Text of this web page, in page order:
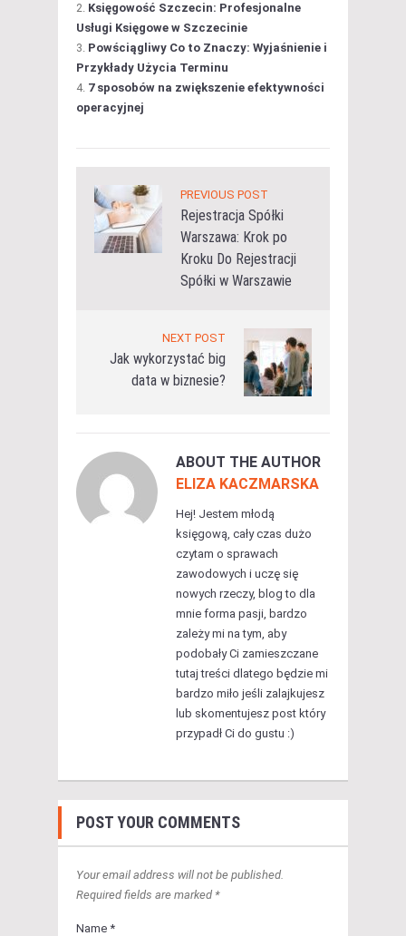
Księgowość Szczecin: Profesjonalne
Usługi Księgowe w Szczecinie
Powściągliwy Co to Znaczy: Wyjaśnienie i
Przykłady Użycia Terminu
7 sposobów na zwiększenie efektywności
operacyjnej
PREVIOUS POST
Rejestracja Spółki
Warszawa: Krok po
Kroku Do Rejestracji
Spółki w Warszawie
NEXT POST
Jak wykorzystać big
data w biznesie?
ABOUT THE AUTHOR
ELIZA KACZMARSKA
Hej! Jestem młodą
księgową, cały czas dużo
czytam o sprawach
zawodowych i uczę się
nowych rzeczy, blog to dla
mnie forma pasji, bardzo
zależy mi na tym, aby
podobały Ci zamieszczane
tutaj treści dlatego będzie mi
bardzo miło jeśli zalajkujesz
lub skomentujesz post który
przypadł Ci do gustu :)
POST YOUR COMMENTS
Your email address will not be published.
Required fields are marked *
Name *